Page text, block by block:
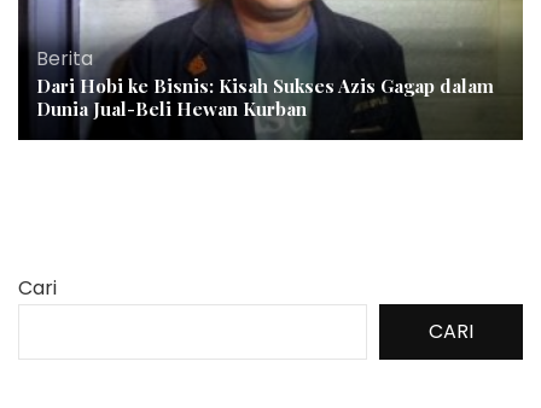
Berita
Dari Hobi ke Bisnis: Kisah Sukses Azis Gagap dalam
Dunia Jual-Beli Hewan Kurban
Cari
CARI